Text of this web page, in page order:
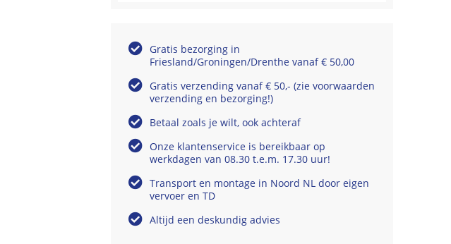
Gratis bezorging in
Friesland/Groningen/Drenthe vanaf € 50,00
Gratis verzending vanaf € 50,- (zie voorwaarden
verzending en bezorging!)
Betaal zoals je wilt, ook achteraf
Onze klantenservice is bereikbaar op
werkdagen van 08.30 t.e.m. 17.30 uur!
Transport en montage in Noord NL door eigen
vervoer en TD
Altijd een deskundig advies